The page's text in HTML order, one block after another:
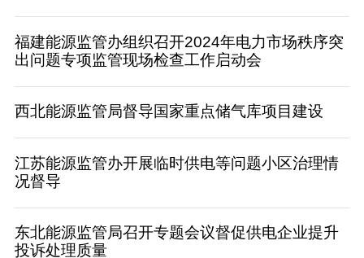
福建能源监管办组织召开2024年电力市场秩序突
出问题专项监管现场检查工作启动会
西北能源监管局督导国家重点储气库项目建设
江苏能源监管办开展临时供电等问题小区治理情
况督导
东北能源监管局召开专题会议督促供电企业提升
投诉处理质量